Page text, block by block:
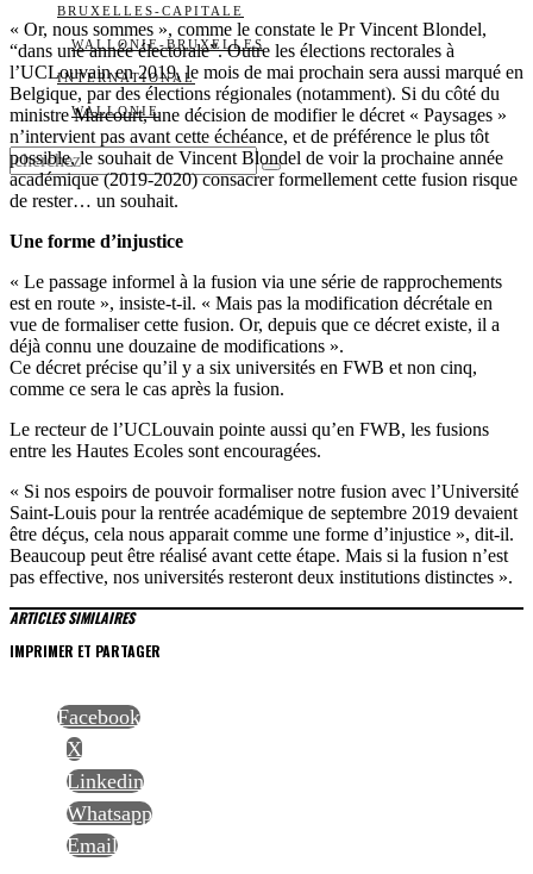
BRUXELLES-CAPITALE
WALLONIE-BRUXELLES
INTERNATIONAL
WALLONIE
« Or, nous sommes », comme le constate le Pr Vincent Blondel,
“dans une année électorale”. Outre les élections rectorales à
l’UCLouvain en 2019, le mois de mai prochain sera aussi marqué en
Belgique, par des élections régionales (notamment). Si du côté du
ministre Marcourt, une décision de modifier le décret « Paysages »
n’intervient pas avant cette échéance, et de préférence le plus tôt
possible, le souhait de Vincent Blondel de voir la prochaine année
académique (2019-2020) consacrer formellement cette fusion risque
de rester… un souhait.
Une forme d’injustice
« Le passage informel à la fusion via une série de rapprochements
est en route », insiste-t-il. « Mais pas la modification décrétale en
vue de formaliser cette fusion. Or, depuis que ce décret existe, il a
déjà connu une douzaine de modifications ».
Ce décret précise qu’il y a six universités en FWB et non cinq,
comme ce sera le cas après la fusion.
Le recteur de l’UCLouvain pointe aussi qu’en FWB, les fusions
entre les Hautes Ecoles sont encouragées.
« Si nos espoirs de pouvoir formaliser notre fusion avec l’Université
Saint-Louis pour la rentrée académique de septembre 2019 devaient
être déçus, cela nous apparait comme une forme d’injustice », dit-il.
Beaucoup peut être réalisé avant cette étape. Mais si la fusion n’est
pas effective, nos universités resteront deux institutions distinctes ».
ARTICLES SIMILAIRES
IMPRIMER ET PARTAGER
Facebook
X
Linkedin
Whatsapp
Email